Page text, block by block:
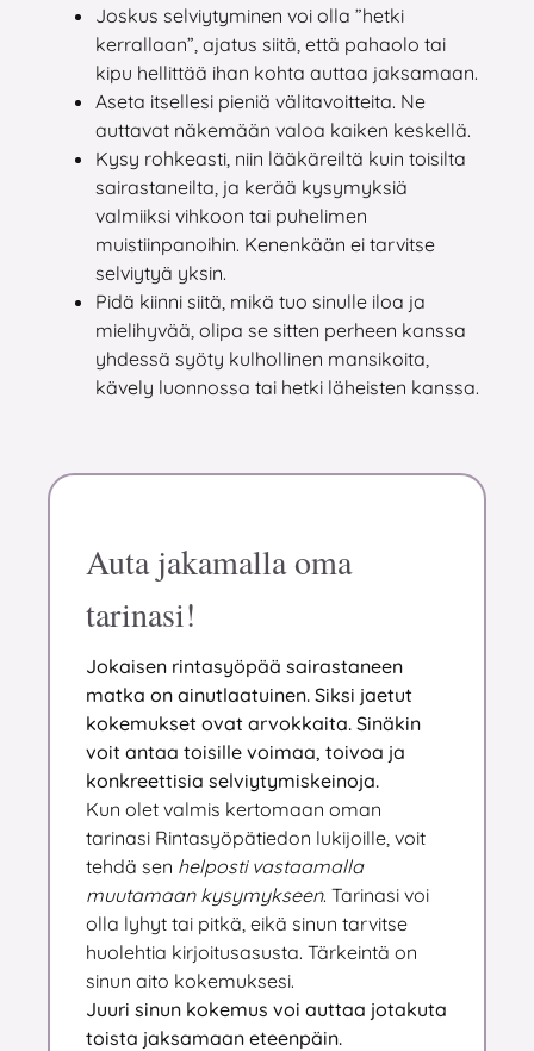
Joskus selviytyminen voi olla ”hetki
kerrallaan”, ajatus siitä, että pahaolo tai
kipu hellittää ihan kohta auttaa jaksamaan.
Aseta itsellesi pieniä välitavoitteita. Ne
auttavat näkemään valoa kaiken keskellä.
Kysy rohkeasti, niin lääkäreiltä kuin toisilta
sairastaneilta, ja kerää kysymyksiä
valmiiksi vihkoon tai puhelimen
muistiinpanoihin. Kenenkään ei tarvitse
selviytyä yksin.
Pidä kiinni siitä, mikä tuo sinulle iloa ja
mielihyvää, olipa se sitten perheen kanssa
yhdessä syöty kulhollinen mansikoita,
kävely luonnossa tai hetki läheisten kanssa.
Auta jakamalla oma
tarinasi!
Jokaisen rintasyöpää sairastaneen
matka on ainutlaatuinen. Siksi jaetut
kokemukset ovat arvokkaita. Sinäkin
voit antaa toisille voimaa, toivoa ja
konkreettisia selviytymiskeinoja.
Kun olet valmis kertomaan oman
tarinasi Rintasyöpätiedon lukijoille, voit
tehdä sen helposti vastaamalla
muutamaan kysymykseen. Tarinasi voi
olla lyhyt tai pitkä, eikä sinun tarvitse
huolehtia kirjoitusasusta. Tärkeintä on
sinun aito kokemuksesi.
Juuri sinun kokemus voi auttaa jotakuta
toista jaksamaan eteenpäin.